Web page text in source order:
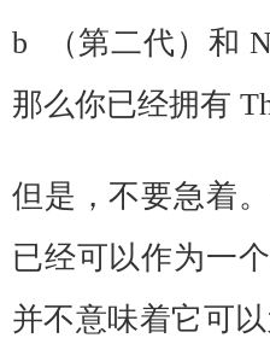
b （第二代）和
那么你已经拥有
但是，不要急着
已经可以作为一
并不意味着它可